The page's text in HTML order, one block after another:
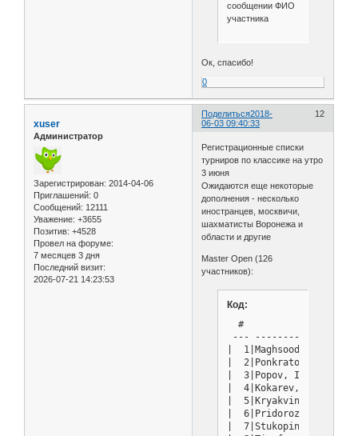
сообщении ФИО
участника
Ок, спасибо!
0
Поделиться 12
2018-
06-03 09:40:33
xuser
Администратор
Зарегистрирован: 2014-04-06
Приглашений: 0
Сообщений: 12111
Уважение: +3655
Позитив: +4528
Провел на форуме:
7 месяцев 3 дня
Последний визит:
2026-07-21 14:23:53
Регистрационные списки
турниров по классике на утро
3 июня
Ожидаются еще некоторые
дополнения - несколько
иностранцев, москвичи,
шахматисты Воронежа и
области и другие
Master Open (126
участников):
Код:
#          NAME
---
|  1|Maghsoodloo,
|  2|Ponkratov, Pavel
|  3|Popov, Ivan
|  4|Kokarev, Dmitry
|  5|Kryakvin, Dmitry
|  6|Pridorozhni,
|  7|Stukopin, Andrey